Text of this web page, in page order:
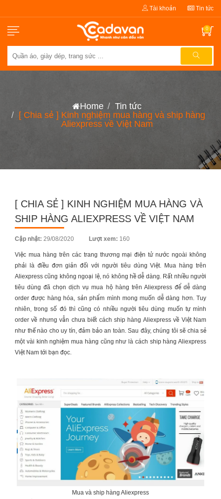
Tài khoản Tin tức
0
Home
Tin tức
[ Chia sẻ ] Kinh nghiệm mua hàng và ship hàng
Aliexpress về Việt Nam
[ CHIA SẺ ] KINH NGHIỆM MUA HÀNG VÀ
SHIP HÀNG ALIEXPRESS VỀ VIỆT NAM
Cập nhật: Posted
29/08/2020 Lượt xem: 160
Việc mua hàng trên các trang thương mại điện tử nước ngoài không
phải là điều đơn giản đối với người tiêu dùng Việt. Mua hàng trên
Aliexpress cũng không ngoại lệ, nó không hề dễ dàng. Rất nhiều người
tiêu dùng đã chọn dịch vụ mua hộ hàng trên Aliexpress để dễ dàng
order được hàng hóa, sản phẩm mình mong muốn dễ dàng hơn. Tuy
nhiên, trong số đó thì cũng có nhiều người tiêu dùng muốn tự mình
order về nhưng vẫn chưa biết cách ship hàng Aliexpressvề Việt Nam
như thế nào cho uy tín, đảm bảo an toàn. Sau đây, chúng tôi sẽ chia sẻ
một vài kinh nghiệm mua hàng cũng như là cách ship hàng Aliexpress
Việt Nam tới bạn đọc.
Mua và ship hàng Aliexpress